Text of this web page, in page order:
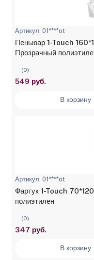
Артикул: 01****ot
Пеньюар 1-Touch
Прозрачный
(0)
549 руб.
В корзину
Артикул: 01****ot
Фартук 1-Touch
полиэтилен
(0)
347 руб.
В корзину